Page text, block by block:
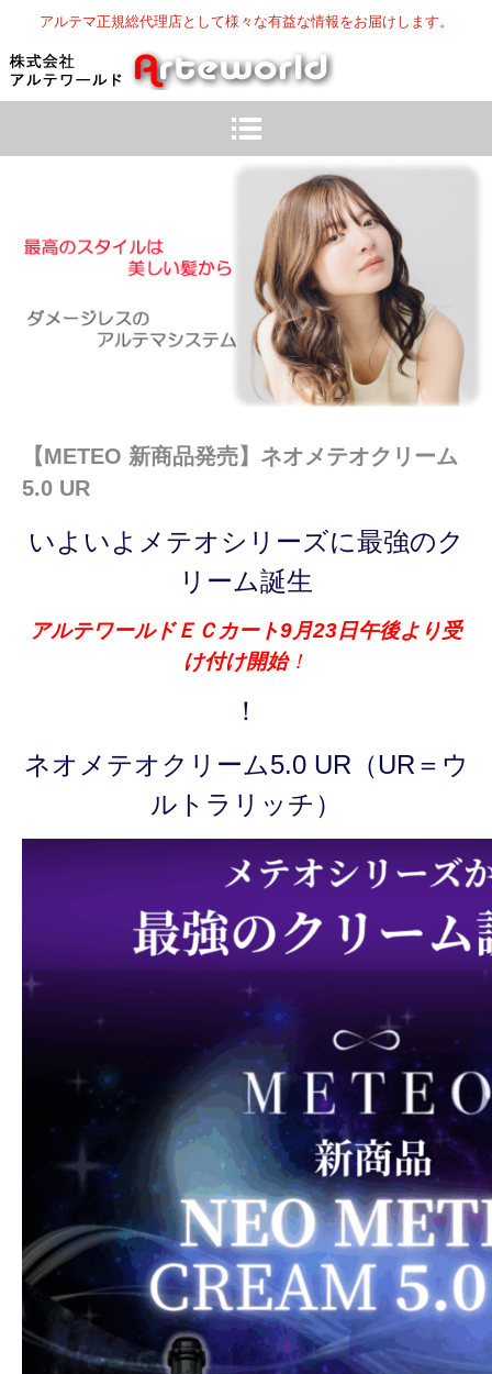
アルテマ正規総代理店として様々な有益な情報をお届けします。
【METEO 新商品発売】ネオメテオクリーム
5.0 UR
いよいよメテオシリーズに最強のク
リーム誕生
アルテワールドＥＣカート9月23日午後より受
け付け開始！
！
ネオメテオクリーム5.0 UR（UR＝ウ
ルトラリッチ）